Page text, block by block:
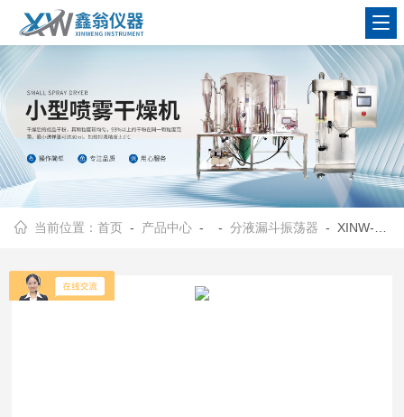
查看更多
当前位置：首页 - 产品中心 - -分液漏斗振荡器 - XINW-LZ6垂直振荡器|分液漏斗振荡器